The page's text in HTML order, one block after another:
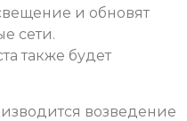
и обновят
сети.
также будет
возведение